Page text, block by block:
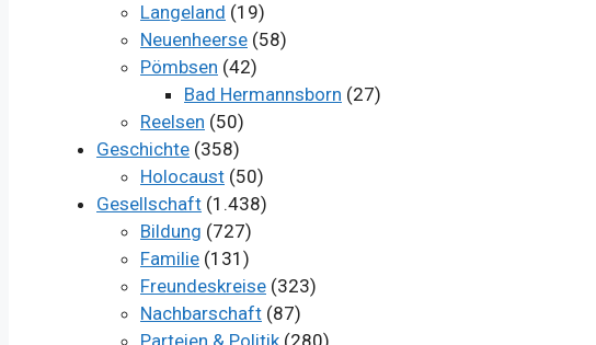
Langeland (19)
Neuenheerse (58)
Pömbsen (42)
Bad Hermannsborn (27)
Reelsen (50)
Geschichte (358)
Holocaust (50)
Gesellschaft (1.438)
Bildung (727)
Familie (131)
Freundeskreise (323)
Nachbarschaft (87)